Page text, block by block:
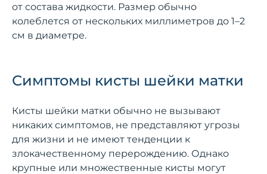
от состава жидкости. Размер обычно
колеблется от нескольких миллиметров до 1–2
см в диаметре.
Симптомы кисты шейки матки
Кисты шейки матки обычно не вызывают
никаких симптомов, не представляют угрозы
для жизни и не имеют тенденции к
злокачественному перерождению. Однако
крупные или множественные кисты могут